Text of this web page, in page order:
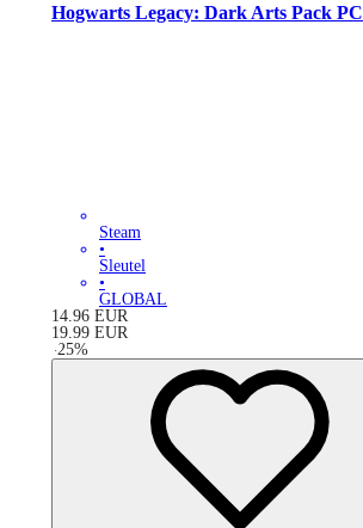
Hogwarts Legacy: Dark Arts Pack PC
Steam
•
Sleutel
•
GLOBAL
14.96 EUR
19.99 EUR
-25%